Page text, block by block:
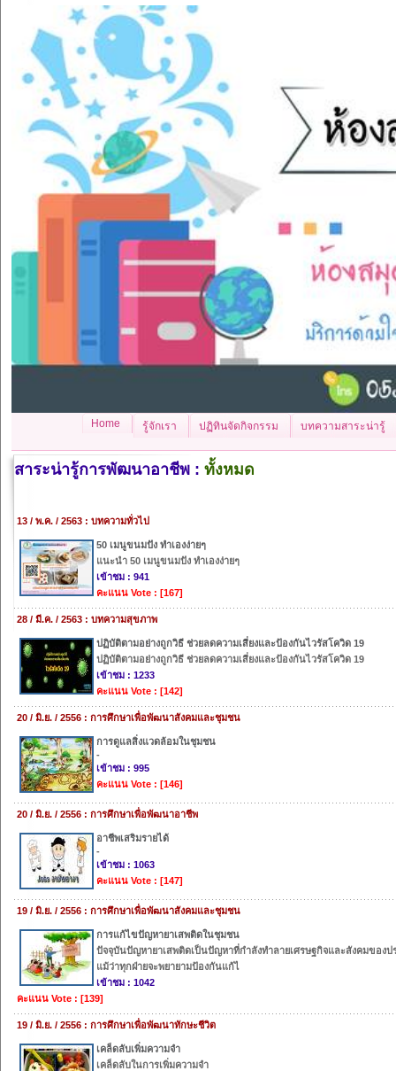
Home รู้จักเรา ปฏิทินจัดกิจกรรม บทความสาระน่ารู้
สาระน่ารู้การพัฒนาอาชีพ : ทั้งหมด
13 / พ.ค. / 2563 : บทความทั่วไป
50 เมนูขนมปัง ทำเองง่ายๆ
แนะนำ 50 เมนูขนมปัง ทำเองง่ายๆ
เข้าชม : 941
คะแนน Vote : [167]
28 / มี.ค. / 2563 : บทความสุขภาพ
ปฏิบัติตามอย่างถูกวิธี ช่วยลดความเสี่ยงและป้องกันไวรัสโควิด 19
ปฏิบัติตามอย่างถูกวิธี ช่วยลดความเสี่ยงและป้องกันไวรัสโควิด 19
เข้าชม : 1233
คะแนน Vote : [142]
20 / มิ.ย. / 2556 : การศึกษาเพื่อพัฒนาสังคมและชุมชน
การดูแลสิ่งแวดล้อมในชุมชน
-
เข้าชม : 995
คะแนน Vote : [146]
20 / มิ.ย. / 2556 : การศึกษาเพื่อพัฒนาอาชีพ
อาชีพเสริมรายได้
-
เข้าชม : 1063
คะแนน Vote : [147]
19 / มิ.ย. / 2556 : การศึกษาเพื่อพัฒนาสังคมและชุมชน
การแก้ไขปัญหายาเสพติดในชุมชน
ปัจจุบันปัญหายาเสพติดเป็นปัญหาที่กำลังทำลายเศรษฐกิจและสังคมของป
แม้ว่าทุกฝ่ายจะพยายามป้องกันแก้ไ
เข้าชม : 1042
คะแนน Vote : [139]
19 / มิ.ย. / 2556 : การศึกษาเพื่อพัฒนาทักษะชีวิต
เคล็ดลับเพิ่มความจำ
เคล็ดลับในการเพิ่มความจำ